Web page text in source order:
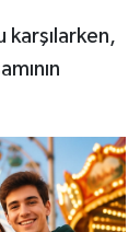
karşılarken,